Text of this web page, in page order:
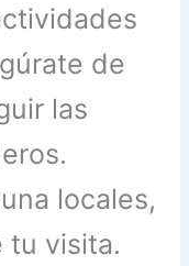
de
las
locales,
tu visita.